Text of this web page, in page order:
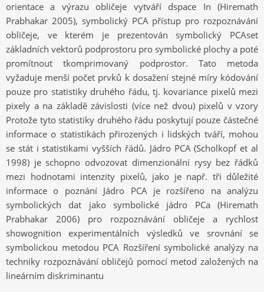
orientace a výrazu obličeje vytváří dspace In (Hiremath
Prabhakar 2005), symbolický PCA přístup pro rozpoznávání
obličeje, ve kterém je prezentován symbolický PCAset
základních vektorů podprostoru pro symbolické plochy a poté
promítnout tkomprimovaný podprostor. Tato metoda
vyžaduje menší počet prvků k dosažení stejné míry kódování
pouze pro statistiky druhého řádu, tj. kovariance pixelů mezi
pixely a na základě závislosti (více než dvou) pixelů v vzory
Protože tyto statistiky druhého řádu poskytují pouze částečné
informace o statistikách přirozených i lidských tváří, mohou
se stát i statistikami vyšších řádů. Jádro PCA (Scholkopf et al
1998) je schopno odvozovat dimenzionální rysy bez řádků
mezi hodnotami intenzity pixelů, jako je např. tři důležité
informace o poznání Jádro PCA je rozšířeno na analýzu
symbolických dat jako symbolické jádro PCa (Hiremath
Prabhakar 2006) pro rozpoznávání obličeje a rychlost
showognition experimentálních výsledků ve srovnání se
symbolickou metodou PCA Rozšíření symbolické analýzy na
techniky rozpoznávání obličejů pomocí metod založených na
lineárním diskriminantu